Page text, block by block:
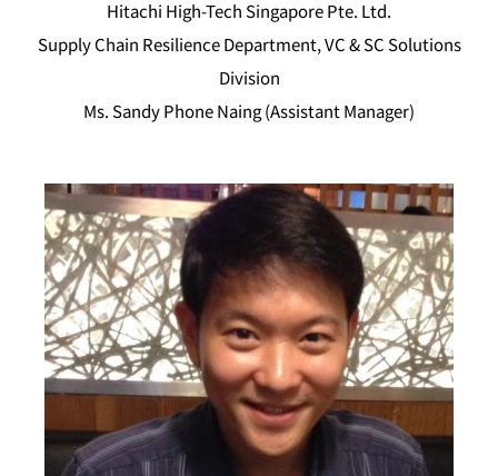
Hitachi High-Tech Singapore Pte. Ltd.
Supply Chain Resilience Department, VC & SC Solutions
Division
Ms. Sandy Phone Naing (Assistant Manager)